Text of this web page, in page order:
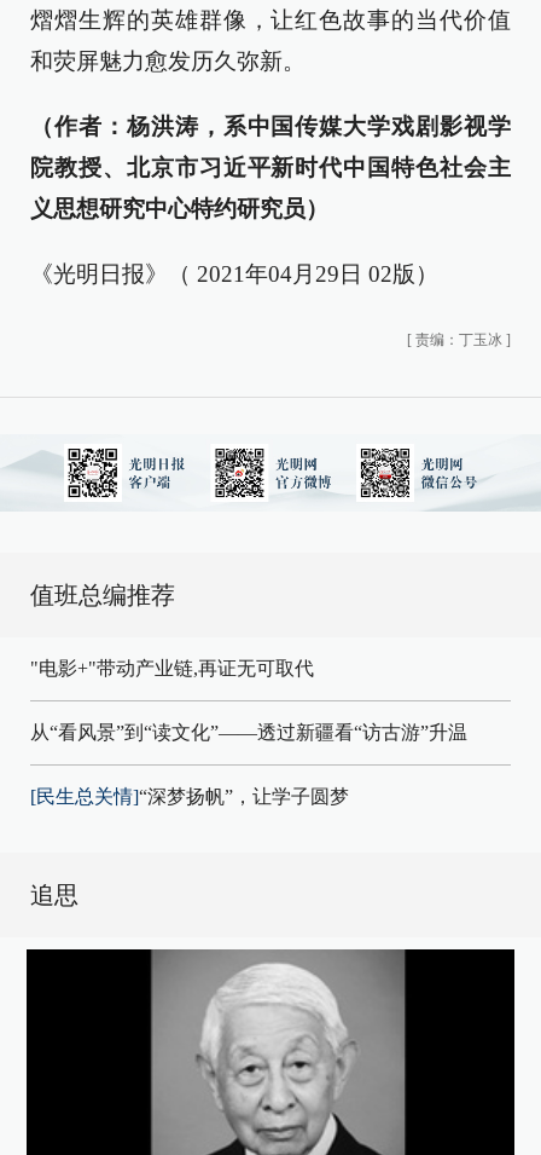
熠熠生辉的英雄群像，让红色故事的当代价值
和荧屏魅力愈发历久弥新。
（作者：杨洪涛，系中国传媒大学戏剧影视学
院教授、北京市习近平新时代中国特色社会主
义思想研究中心特约研究员）
《光明日报》（ 2021年04月29日 02版）
[ 责编：丁玉冰 ]
值班总编推荐
"电影+"带动产业链,再证无可取代
从“看风景”到“读文化”——透过新疆看“访古游”升温
[民生总关情]“深梦扬帆”，让学子圆梦
追思